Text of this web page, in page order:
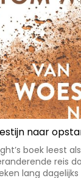
naar
boek leest
reis
lang